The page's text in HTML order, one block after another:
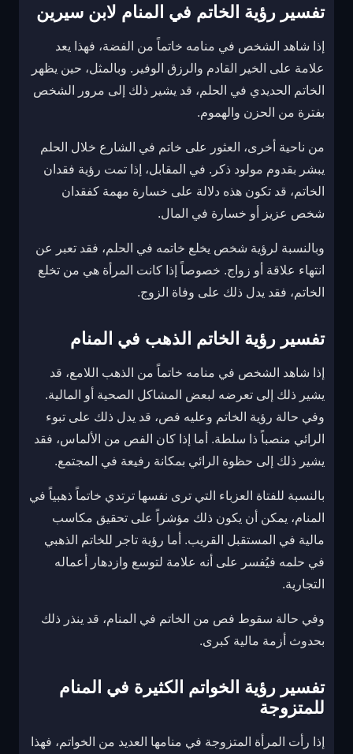
تفسير رؤية الخاتم في المنام لابن سيرين
إذا شاهد الشخص في منامه خاتماً من الفضة، فهذا يعد
علامة على الخير القادم والرزق الوفير. وبالمثل، حين يظهر
الخاتم الحديدي في الحلم، قد يشير ذلك إلى مرور الشخص
بفترة من الحزن والهموم.
من ناحية أخرى، العثور على خاتم في الشارع خلال الحلم
يبشر بقدوم مولود ذكر. في المقابل، إذا تمت رؤية فقدان
الخاتم، قد تكون هذه دلالة على خسارة مهمة كفقدان
شخص عزيز أو خسارة في المال.
وبالنسبة لرؤية شخص يخلع خاتمه في الحلم، فقد تعبر عن
انتهاء علاقة أو زواج. خصوصاً إذا كانت المرأة هي من تخلع
الخاتم، فقد يدل ذلك على وفاة الزوج.
تفسير رؤية الخاتم الذهب في المنام
إذا شاهد الشخص في منامه خاتماً من الذهب اللامع، قد
يشير ذلك إلى تعرضه لبعض المشاكل الصحية أو المالية.
وفي حالة رؤية الخاتم وعليه فص، قد يدل ذلك على تبوء
الرائي منصباً ذا سلطة. أما إذا كان الفص من الألماس، فقد
يشير ذلك إلى حظوة الرائي بمكانة رفيعة في المجتمع.
بالنسبة للفتاة العزباء التي ترى نفسها ترتدي خاتماً ذهبياً في
المنام، يمكن أن يكون ذلك مؤشراً على تحقيق مكاسب
مالية في المستقبل القريب. أما رؤية تاجر للخاتم الذهبي
في حلمه فيُفسر على أنه علامة لتوسع وازدهار أعماله
التجارية.
وفي حالة سقوط فص من الخاتم في المنام، قد ينذر ذلك
بحدوث أزمة مالية كبرى.
تفسير رؤية الخواتم الكثيرة في المنام
للمتزوجة
إذا رأت المرأة المتزوجة في منامها العديد من الخواتم، فهذا